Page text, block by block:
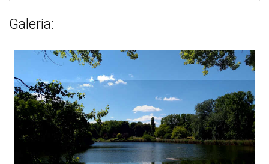
Galeria: